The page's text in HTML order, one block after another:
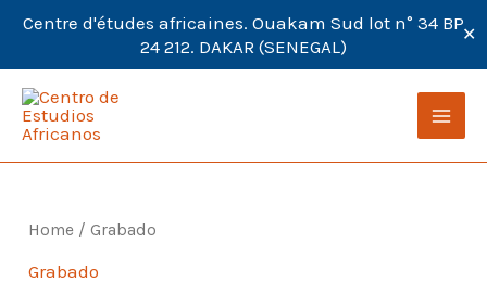
Centre d'études africaines. Ouakam Sud lot n° 34 BP
24 212. DAKAR (SENEGAL)
✕
contenido
Home / Grabado
Grabado